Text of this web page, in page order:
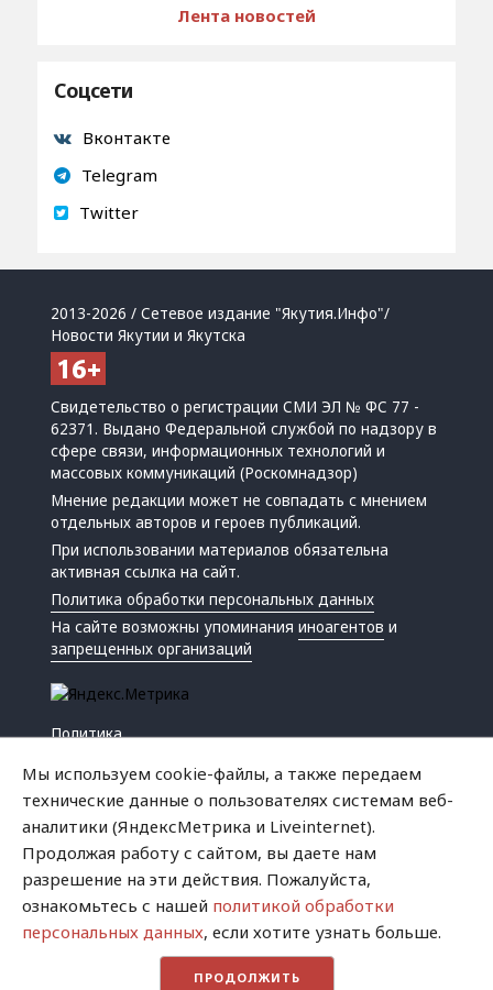
Лента новостей
Соцсети
Вконтакте
Telegram
Twitter
2013-2026 / Сетевое издание "Якутия.Инфо"/
Новости Якутии и Якутска
Свидетельство о регистрации СМИ ЭЛ № ФС 77 -
62371. Выдано Федеральной службой по надзору в
сфере связи, информационных технологий и
массовых коммуникаций (Роскомнадзор)
Мнение редакции может не совпадать с мнением
отдельных авторов и героев публикаций.
При использовании материалов обязательна
активная ссылка на сайт.
Политика обработки персональных данных
На сайте возможны упоминанияиноагентов и
запрещенных организаций
Политика
Криминал
Успех
Хватит это терпеть
Мы используем cookie-файлы, а также передаем
технические данные о пользователях системам веб-
аналитики (ЯндексМетрика и Liveinternet).
Продолжая работу с сайтом, вы даете нам
разрешение на эти действия. Пожалуйста,
ознакомьтесь с нашей политикой обработки
персональных данных, если хотите узнать больше.
ПРОДОЛЖИТЬ